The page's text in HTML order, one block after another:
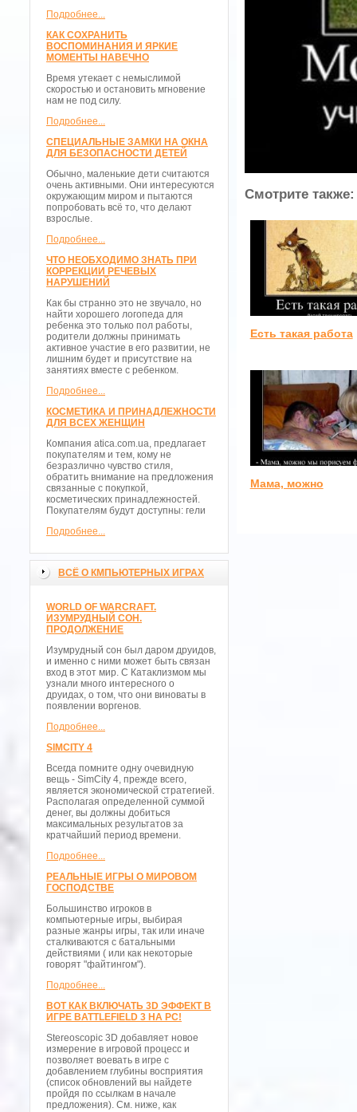
Подробнее...
КАК СОХРАНИТЬ
ВОСПОМИНАНИЯ И ЯРКИЕ
МОМЕНТЫ НАВЕЧНО
Время утекает с немыслимой
скоростью и остановить мгновение
нам не под силу.
Подробнее...
СПЕЦИАЛЬНЫЕ ЗАМКИ НА ОКНА
ДЛЯ БЕЗОПАСНОСТИ ДЕТЕЙ
Обычно, маленькие дети считаются
очень активными. Они интересуются
окружающим миром и пытаются
попробовать всё то, что делают
взрослые.
Подробнее...
ЧТО НЕОБХОДИМО ЗНАТЬ ПРИ
КОРРЕКЦИИ РЕЧЕВЫХ
НАРУШЕНИЙ
Как бы странно это не звучало, но
найти хорошего логопеда для
ребенка это только пол работы,
родители должны принимать
активное участие в его развитии, не
лишним будет и присутствие на
занятиях вместе с ребенком.
Подробнее...
КОСМЕТИКА И ПРИНАДЛЕЖНОСТИ
ДЛЯ ВСЕХ ЖЕНЩИН
Компания atica.com.ua, предлагает
покупателям и тем, кому не
безразлично чувство стиля,
обратить внимание на предложения
связанные с покупкой,
косметических принадлежностей.
Покупателям будут доступны: гели
Подробнее...
ВСЁ О КМПЬЮТЕРНЫХ ИГРАХ
WORLD OF WARCRAFT.
ИЗУМРУДНЫЙ СОН.
ПРОДОЛЖЕНИЕ
Изумрудный сон был даром друидов,
и именно с ними может быть связан
вход в этот мир. С Катаклизмом мы
узнали много интересного о
друидах, о том, что они виноваты в
появлении воргенов.
Подробнее...
SIMCITY 4
Всегда помните одну очевидную
вещь - SimCity 4, прежде всего,
является экономической стратегией.
Располагая определенной суммой
денег, вы должны добиться
максимальных результатов за
кратчайший период времени.
Подробнее...
РЕАЛЬНЫЕ ИГРЫ О МИРОВОМ
ГОСПОДСТВЕ
Большинство игроков в
компьютерные игры, выбирая
разные жанры игры, так или иначе
сталкиваются с батальными
действиями ( или как некоторые
говорят "файтингом").
Подробнее...
ВОТ КАК ВКЛЮЧАТЬ 3D ЭФФЕКТ В
ИГРЕ BATTLEFIELD 3 НА PC!
Stereoscopic 3D добавляет новое
измерение в игровой процесс и
позволяет воевать в игре с
добавлением глубины восприятия
(список обновлений вы найдете
пройдя по ссылкам в начале
предложения). См. ниже, как
Смотрите также:
Есть такая работа
Мама, можно